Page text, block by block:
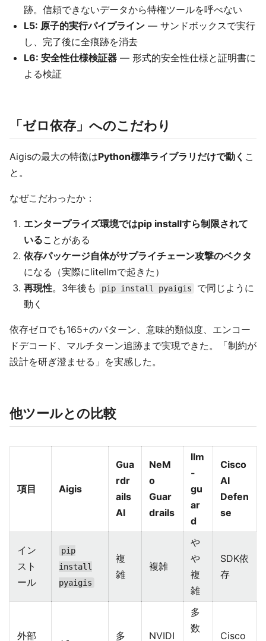
跡。信頼できないデータから特権ツールを呼べない
L5: 原子的実行パイプライン — サンドボックスで実行
し、完了後に全痕跡を消去
L6: 安全性仕様検証器 — 形式的安全性仕様と証明書に
よる検証
「ゼロ依存」へのこだわり
Aigisの最大の特徴はPython標準ライブラリだけで動く こ
と。
なぜこだわったか：
エンタープライズ環境ではpip installすら制限されて
いることがある
依存パッケージ自体がサプライチェーン攻撃のベクタ
になる（実際にlitellmで起きた）
再現性。3年後も pip install pyaigis
で同じように
動く
依存ゼロでも165+のパターン、意味的類似度、エンコー
ドデコード、マルチターン追跡まで実現できた。「制約が
設計を研ぎ澄ませる」を実感した。
他ツールとの比較
項目 Aigis
Gua
rdr
ails
AI
NeM
o
Guar
drails
llm
-
gu
ar
d
Cisco
AI
Defen
se
イン
スト
ール
pip
install
pyaigis
複
雑
複雑
や
や
複
雑
SDK依
存
外部
多
NVIDI
多
数
Cisco